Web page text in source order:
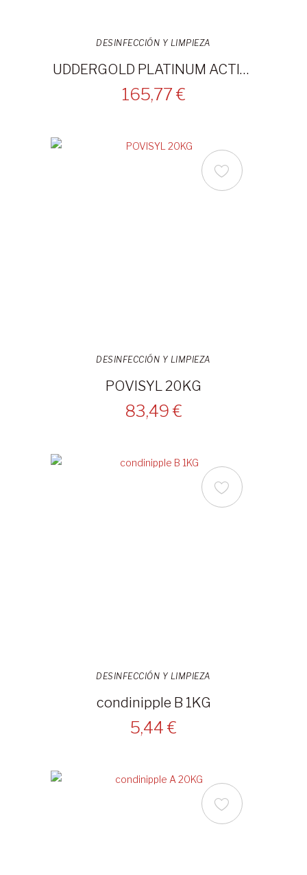
DESINFECCIÓN Y LIMPIEZA
UDDERGOLD PLATINUM ACTIVADOR 20L
165,77 €
DESINFECCIÓN Y LIMPIEZA
POVISYL 20KG
83,49 €
DESINFECCIÓN Y LIMPIEZA
condinipple B 1KG
5,44 €